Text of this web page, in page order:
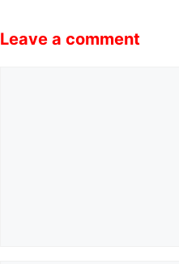
Leave a comment